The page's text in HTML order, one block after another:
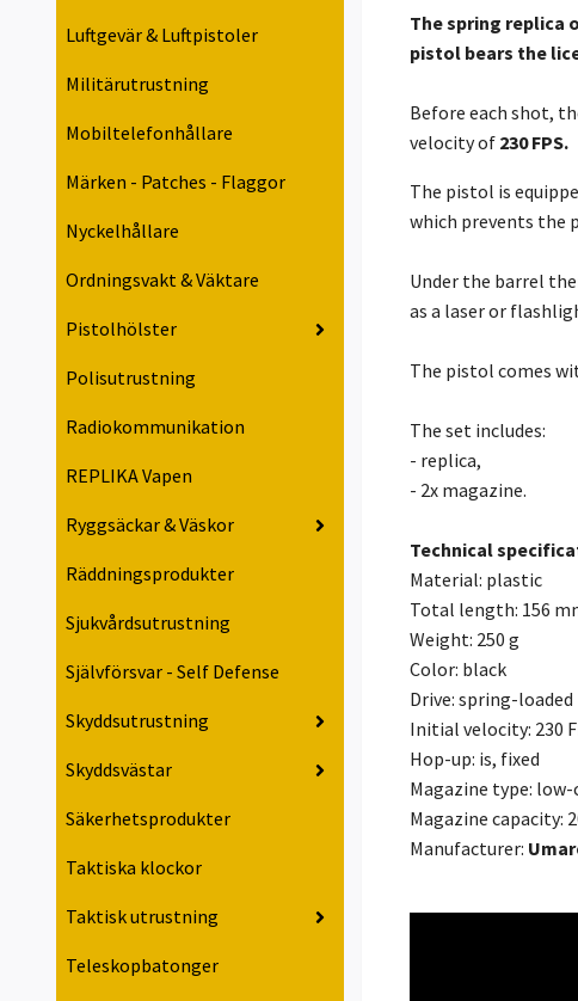
Luftgevär & Luftpistoler
Militärutrustning
Mobiltelefonhållare
Märken - Patches - Flaggor
Nyckelhållare
Ordningsvakt & Väktare
Pistolhölster
Polisutrustning
Radiokommunikation
REPLIKA Vapen
Ryggsäckar & Väskor
Räddningsprodukter
Sjukvårdsutrustning
Självförsvar - Self Defense
Skyddsutrustning
Skyddsvästar
Säkerhetsprodukter
Taktiska klockor
Taktisk utrustning
Teleskopbatonger
The spring replica
pistol bears the
Before each shot,
velocity of 230 FPS.
The pistol is
which prevents the
Under the barrel
as a laser or
The pistol comes
The set includes:
- replica,
- 2x magazine.
Technical
Material: plastic
Total length: 156
Weight: 250 g
Color: black
Drive: spring-loaded
Initial velocity: 230
Hop-up: is, fixed
Magazine type: low-
Magazine capacity:
Manufacturer: